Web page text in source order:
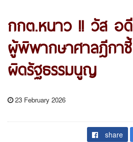
กกต.หนาว !! วัส อ
ผู้พิพากษาศาลฎีกา
ผิดรัฐธรรมนูญ
23 February 2026
share